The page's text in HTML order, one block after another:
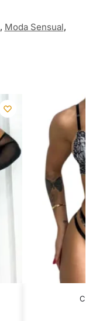
, Moda Sensual,